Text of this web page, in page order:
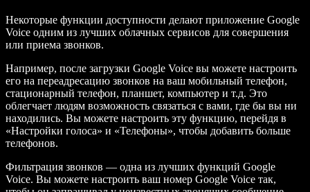
Некоторые функции доступности делают приложение Google
Voice одним из лучших облачных сервисов для совершения
или приема звонков.
Например, после загрузки Google Voice вы можете настроить
его на переадресацию звонков на ваш мобильный телефон,
стационарный телефон, планшет, компьютер и т.д. Это
облегчает людям возможность связаться с вами, где бы вы ни
находились. Вы можете настроить эту функцию, перейдя в
«Настройки голоса» и «Телефоны», чтобы добавить больше
телефонов.
Фильтрация звонков — одна из лучших функций Google
Voice. Вы можете настроить ваш номер Google Voice так,